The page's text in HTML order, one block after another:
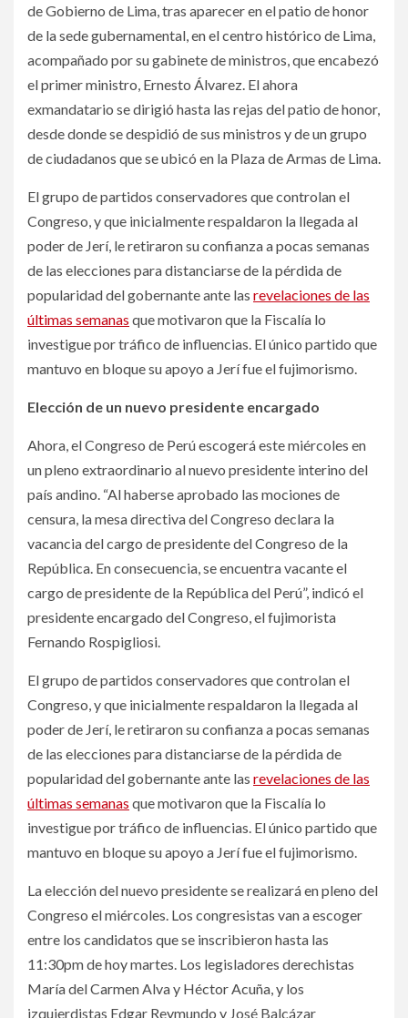
de Gobierno de Lima, tras aparecer en el patio de honor
de la sede gubernamental, en el centro histórico de Lima,
acompañado por su gabinete de ministros, que encabezó
el primer ministro, Ernesto Álvarez. El ahora
exmandatario se dirigió hasta las rejas del patio de honor,
desde donde se despidió de sus ministros y de un grupo
de ciudadanos que se ubicó en la Plaza de Armas de Lima.
El grupo de partidos conservadores que controlan el
Congreso, y que inicialmente respaldaron la llegada al
poder de Jerí, le retiraron su confianza a pocas semanas
de las elecciones para distanciarse de la pérdida de
popularidad del gobernante ante las revelaciones de las
últimas semanas que motivaron que la Fiscalía lo
investigue por tráfico de influencias. El único partido que
mantuvo en bloque su apoyo a Jerí fue el fujimorismo.
Elección de un nuevo presidente encargado
Ahora, el Congreso de Perú escogerá este miércoles en
un pleno extraordinario al nuevo presidente interino del
país andino. “Al haberse aprobado las mociones de
censura, la mesa directiva del Congreso declara la
vacancia del cargo de presidente del Congreso de la
República. En consecuencia, se encuentra vacante el
cargo de presidente de la República del Perú”, indicó el
presidente encargado del Congreso, el fujimorista
Fernando Rospigliosi.
El grupo de partidos conservadores que controlan el
Congreso, y que inicialmente respaldaron la llegada al
poder de Jerí, le retiraron su confianza a pocas semanas
de las elecciones para distanciarse de la pérdida de
popularidad del gobernante ante las revelaciones de las
últimas semanas que motivaron que la Fiscalía lo
investigue por tráfico de influencias. El único partido que
mantuvo en bloque su apoyo a Jerí fue el fujimorismo.
La elección del nuevo presidente se realizará en pleno del
Congreso el miércoles. Los congresistas van a escoger
entre los candidatos que se inscribieron hasta las
11:30pm de hoy martes. Los legisladores derechistas
María del Carmen Alva y Héctor Acuña, y los
izquierdistas Edgar Reymundo y José Balcázar